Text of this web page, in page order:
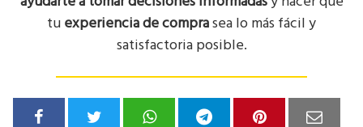
tuexperiencia de comprasea lo más fácil y
satisfactoria posible.